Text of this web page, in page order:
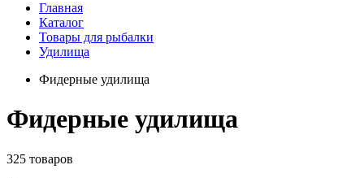
Главная
Каталог
Товары для рыбалки
Удилища
Фидерные удилища
Фидерные удилища
325 товаров